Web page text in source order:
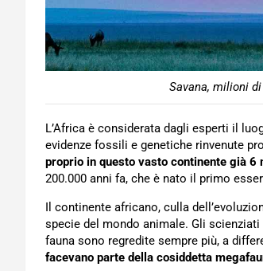
Savana, milioni
L’Africa è considerata dagli esperti il
evidenze fossili e genetiche rinvenute
proprio in questo vasto continente già 6
200.000 anni fa, che è nato il primo
Il continente africano, culla
specie del mondo animale. Gli
fauna sono regredite sempre più, a
facevano parte della cosiddetta